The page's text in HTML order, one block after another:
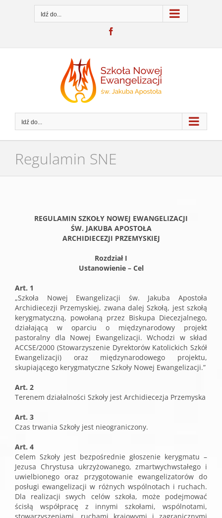
zawartości
Idź do...
Idź do...
Regulamin SNE
REGULAMIN SZKOŁY NOWEJ EWANGELIZACJI
ŚW. JAKUBA APOSTOŁA
ARCHIDIECEZJI PRZEMYSKIEJ
Rozdział I
Ustanowienie – Cel
Art. 1
„Szkoła Nowej Ewangelizacji św. Jakuba Apostoła
Archidiecezji Przemyskiej, zwana dalej Szkołą, jest szkołą
kerygmatyczną, powołaną przez Biskupa Diecezjalnego,
działającą w oparciu o międzynarodowy projekt
pastoralny dla Nowej Ewangelizacji. Wchodzi w skład
ACCSE/2000 (Stowarzyszenie Dyrektorów Katolickich Szkół
Ewangelizacji) oraz międzynarodowego projektu,
skupiającego kerygmatyczne Szkoły Nowej Ewangelizacji.”
Art. 2
Terenem działalności Szkoły jest Archidiecezja Przemyska
Art. 3
Czas trwania Szkoły jest nieograniczony.
Art. 4
Celem Szkoły jest bezpośrednie głoszenie kerygmatu –
Jezusa Chrystusa ukrzyżowanego, zmartwychwstałego i
uwielbionego oraz przygotowanie ewangelizatorów do
posługi ewangelizacji w różnych wspólnotach i ruchach.
Dla realizacji swych celów szkoła, może podejmować
ścisłą współpracę z innymi szkołami, wspólnotami,